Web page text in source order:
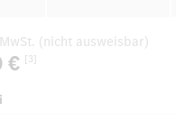
(nicht ausweisbar)
€ [3]